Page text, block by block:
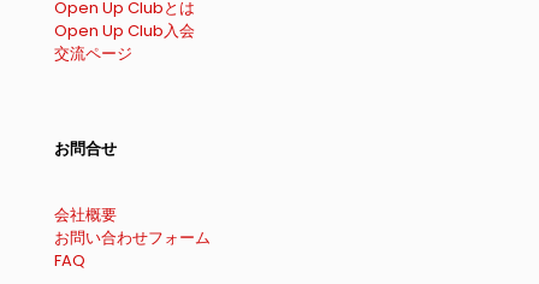
Open Up Clubとは
Open Up Club入会
交流ページ
お問合せ
会社概要
お問い合わせフォーム
FAQ